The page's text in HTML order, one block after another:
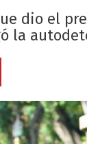
dio el
la